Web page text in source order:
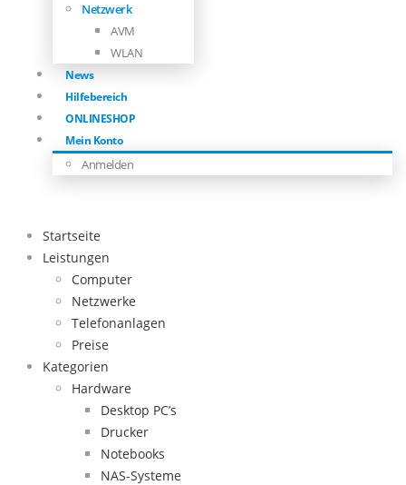
Netzwerk
AVM
WLAN
News
Hilfebereich
ONLINESHOP
Mein Konto
Anmelden
Startseite
Leistungen
Computer
Netzwerke
Telefonanlagen
Preise
Kategorien
Hardware
Desktop PC’s
Drucker
Notebooks
NAS-Systeme